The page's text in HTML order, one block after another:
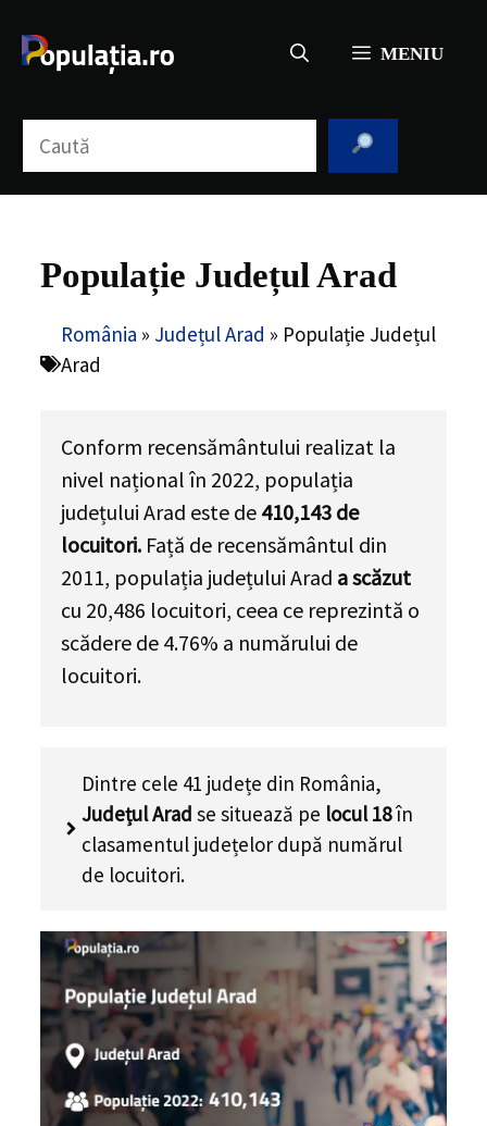
conținut
MENIU
Populație Județul Arad
România » Județul Arad » Populație Județul
Arad
Conform recensământului realizat la
nivel național în 2022, populația
județului Arad este de 410,143 de
locuitori. Față de recensământul din
2011, populația județului Arad a scăzut
cu 20,486 locuitori, ceea ce reprezintă o
scădere de 4.76% a numărului de
locuitori.
Dintre cele 41 județe din România,
Județul Arad se situează pe locul 18în
clasamentul județelor după numărul
de locuitori.